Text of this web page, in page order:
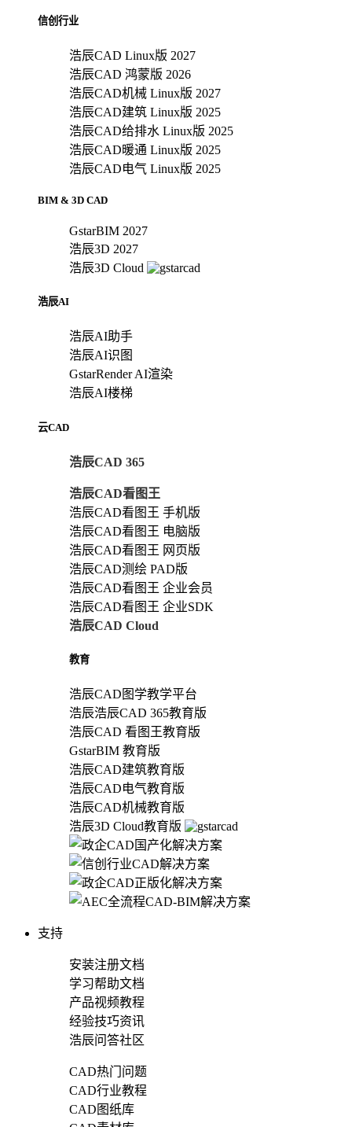
信创行业
浩辰CAD Linux版 2027
浩辰CAD 鸿蒙版 2026
浩辰CAD机械 Linux版 2027
浩辰CAD建筑 Linux版 2025
浩辰CAD给排水 Linux版 2025
浩辰CAD暖通 Linux版 2025
浩辰CAD电气 Linux版 2025
BIM & 3D CAD
GstarBIM 2027
浩辰3D 2027
浩辰3D Cloud
浩辰AI
浩辰AI助手
浩辰AI识图
GstarRender AI渲染
浩辰AI楼梯
云CAD
浩辰CAD 365
浩辰CAD看图王
浩辰CAD看图王 手机版
浩辰CAD看图王 电脑版
浩辰CAD看图王 网页版
浩辰CAD测绘 PAD版
浩辰CAD看图王 企业会员
浩辰CAD看图王 企业SDK
浩辰CAD Cloud
教育
浩辰CAD图学教学平台
浩辰浩辰CAD 365教育版
浩辰CAD 看图王教育版
GstarBIM 教育版
浩辰CAD建筑教育版
浩辰CAD电气教育版
浩辰CAD机械教育版
浩辰3D Cloud教育版
支持
安装注册文档
学习帮助文档
产品视频教程
经验技巧资讯
浩辰问答社区
CAD热门问题
CAD行业教程
CAD图纸库